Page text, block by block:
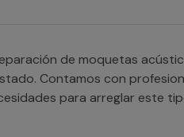
de moquetas
Contamos con
para arreglar este